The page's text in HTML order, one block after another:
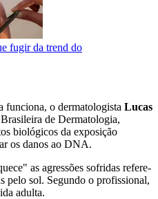
fugir da trend do
funciona, o dermatologista Lucas
de Dermatologia,
biológicos da exposição
os danos ao DNA.
as agressões sofridas refere-
pelo sol. Segundo o profissional,
adulta.